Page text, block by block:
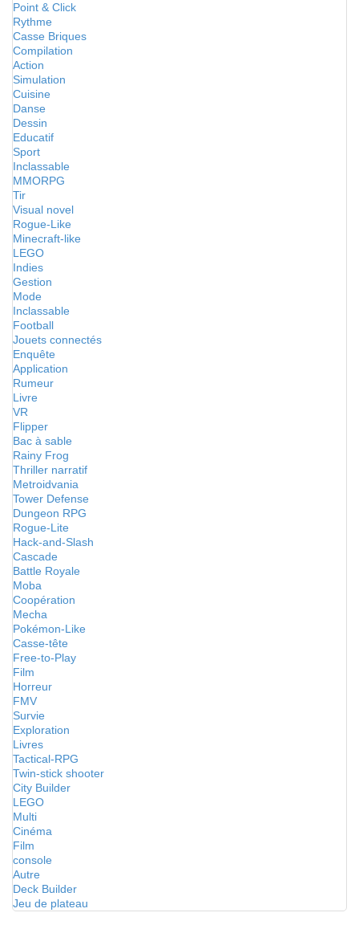
Point & Click
Rythme
Casse Briques
Compilation
Action
Simulation
Cuisine
Danse
Dessin
Educatif
Sport
Inclassable
MMORPG
Tir
Visual novel
Rogue-Like
Minecraft-like
LEGO
Indies
Gestion
Mode
Inclassable
Football
Jouets connectés
Enquête
Application
Rumeur
Livre
VR
Flipper
Bac à sable
Rainy Frog
Thriller narratif
Metroidvania
Tower Defense
Dungeon RPG
Rogue-Lite
Hack-and-Slash
Cascade
Battle Royale
Moba
Coopération
Mecha
Pokémon-Like
Casse-tête
Free-to-Play
Film
Horreur
FMV
Survie
Exploration
Livres
Tactical-RPG
Twin-stick shooter
City Builder
LEGO
Multi
Cinéma
Film
console
Autre
Deck Builder
Jeu de plateau